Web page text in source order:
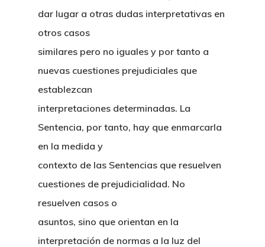
dar lugar a otras dudas interpretativas en
otros casos
similares pero no iguales y por tanto a
nuevas cuestiones prejudiciales que
establezcan
interpretaciones determinadas. La
Sentencia, por tanto, hay que enmarcarla
en la medida y
contexto de las Sentencias que resuelven
cuestiones de prejudicialidad. No
resuelven casos o
asuntos, sino que orientan en la
interpretación de normas a la luz del